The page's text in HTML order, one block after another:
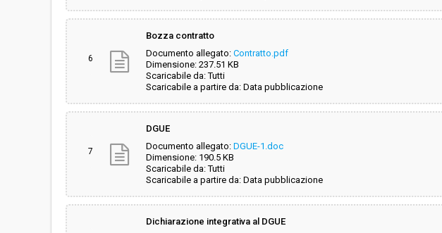
6
Bozza contratto
Documento allegato: Contratto.pdf
Dimensione: 237.51 KB
Scaricabile da: Tutti
Scaricabile a partire da: Data pubblicazione
7
DGUE
Documento allegato: DGUE-1.doc
Dimensione: 190.5 KB
Scaricabile da: Tutti
Scaricabile a partire da: Data pubblicazione
Dichiarazione integrativa al DGUE